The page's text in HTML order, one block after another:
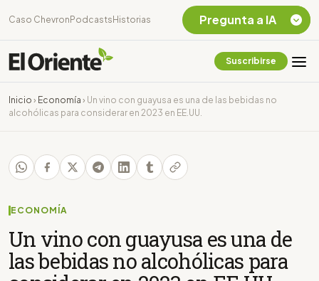
Caso Chevron Podcasts Historias
Suscribirse
Inicio › Economía › Un vino con guayusa es una de las bebidas no
alcohólicas para considerar en 2023 en EE.UU.
ECONOMÍA
Un vino con guayusa es una de
las bebidas no alcohólicas para
Pregunta a IA
Chevron Ecuador